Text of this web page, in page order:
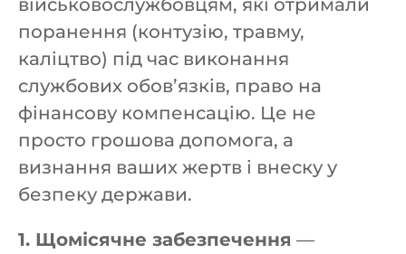
військовослужбовцям, які отримали
поранення (контузію, травму,
каліцтво) під час виконання
службових обов’язків, право на
фінансову компенсацію. Це не
просто грошова допомога, а
визнання ваших жертв і внеску у
безпеку держави.
1. Щомісячне забезпечення —